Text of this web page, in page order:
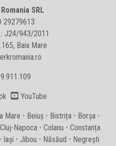
Romania SRL
29279613
J24/943/2011
Baia Mare
 YouTube
Mare • Beiuș • Bistrița • Borșa •
Cluj-Napoca • Colanu • Constanța
Iași • Jibou • Năsăud • Negrești